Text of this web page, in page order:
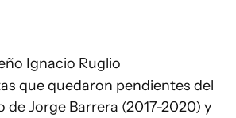
Ignacio Ruglio
que quedaron pendientes del
Jorge Barrera (2017-2020) y